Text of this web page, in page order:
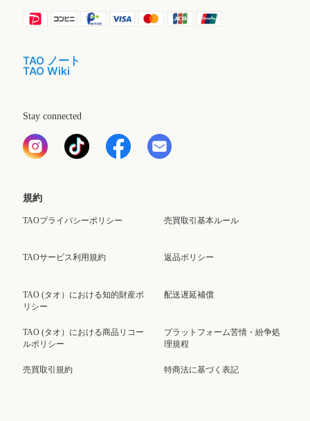
TAO ノート
TAO Wiki
Stay connected
規約
TAOプライバシーポリシー
TAOサービス利用規約
TAO (タオ）における知的財産ポ
リシー
TAO (タオ）における商品リコー
ルポリシー
売買取引規約
売買取引基本ルール
返品ポリシー
配送遅延補償
プラットフォーム苦情・紛争処
理規程
特商法に基づく表記